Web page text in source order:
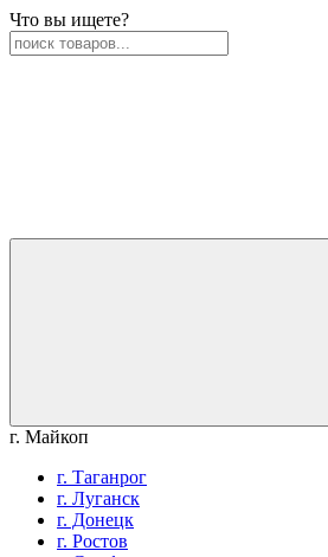
Что вы ищете?
г. Майкоп
г. Таганрог
г. Луганск
г. Донецк
г. Ростов